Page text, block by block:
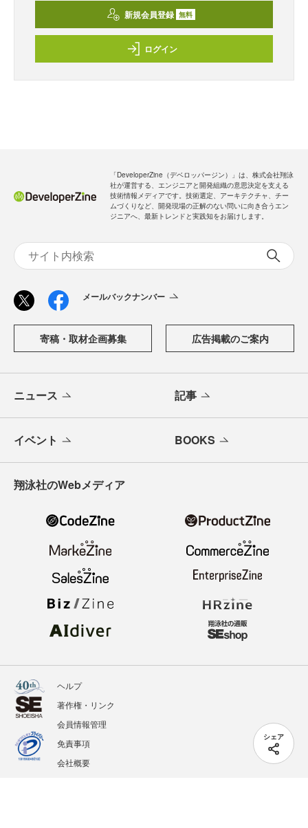
シェア
新規会員登録 無料
ログイン
「DeveloperZine（デベロッパージン）」は、株式会社翔泳
社が運営する、エンジニアと開発組織の意思決定を支える
技術情報メディアです。技術選定、アーキテクチャ、チー
ムづくりなど、開発現場の正解のない問いに向き合うエン
ジニアへ、最新トレンドと実践知をお届けします。
メールバックナンバー
寄稿・取材企画募集 広告掲載のご案内
ニュース 記事
イベント BOOKS
翔泳社のWebメディア
ヘルプ
著作権・リンク
会員情報管理
免責事項
会社概要